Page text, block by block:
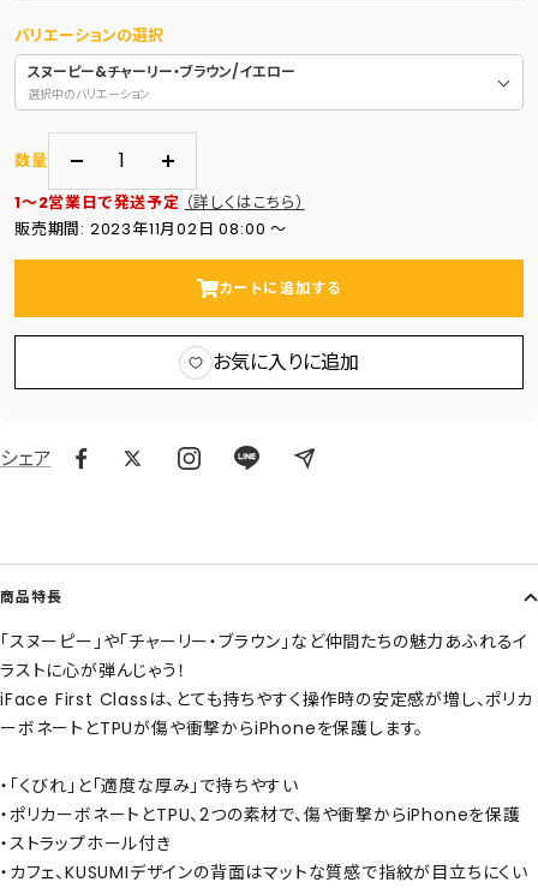
バリエーションの選択
スヌーピー&チャーリー・ブラウン/イエロー
選択中のバリエーション
数量
量
を
す
数
量
を
す
1～2営業日で発送予定 （詳しくはこちら）
販売期間: 2023年11月02日 08:00 〜
カートに追加する
お気に入りに追加
シェア
商品特長
「スヌーピー」や「チャーリー・ブラウン」など仲間たちの魅力あふれるイ
ラストに心が弾んじゃう！
iFace First Classは、とても持ちやすく操作時の安定感が増し、ポリカ
ーボネートとTPUが傷や衝撃からiPhoneを保護します。
・「くびれ」と「適度な厚み」で持ちやすい
・ポリカーボネートとTPU、2つの素材で、傷や衝撃からiPhoneを保護
・ストラップホール付き
・カフェ、KUSUMIデザインの背面はマットな質感で指紋が目立ちにくい